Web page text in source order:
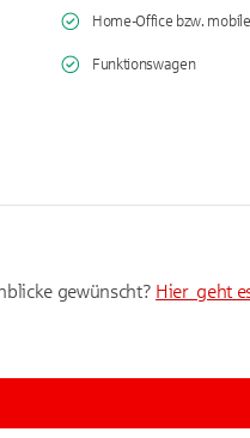
Home-Office bzw.
Funktionswagen
gewünscht? Hier geht